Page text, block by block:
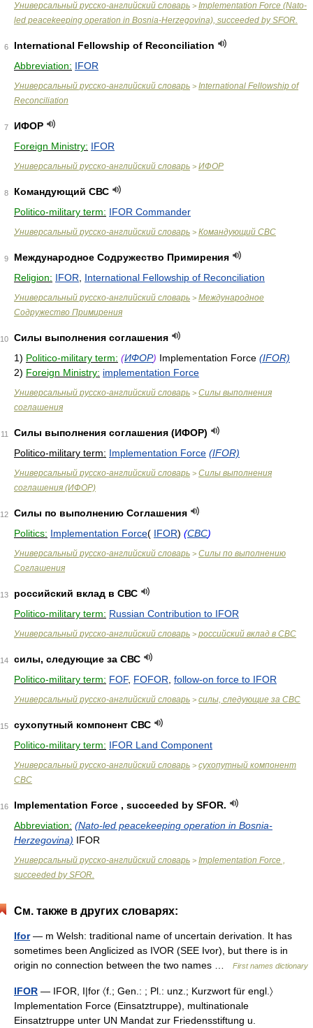
Универсальный русско-английский словарь > Implementation Force (Nato-
led peacekeeping operation in Bosnia-Herzegovina), succeeded by SFOR.
6
International Fellowship of Reconciliation
Abbreviation: IFOR
Универсальный русско-английский словарь > International Fellowship of
Reconciliation
7
ИФОР
Foreign Ministry: IFOR
Универсальный русско-английский словарь > ИФОР
8
Командующий СВС
Politico-military term: IFOR Commander
Универсальный русско-английский словарь > Командующий СВС
9
Международное Содружество Примирения
Religion: IFOR International Fellowship of Reconciliation
Универсальный русско-английский словарь > Международное
Содружество Примирения
10
Силы выполнения соглашения
1) Politico-military term: (ИФОР) Implementation Force (IFOR)
2) Foreign Ministry: implementation Force
Универсальный русско-английский словарь > Силы выполнения
соглашения
11
Силы выполнения соглашения (ИФОР)
Politico-military term: Implementation Force (IFOR)
Универсальный русско-английский словарь > Силы выполнения
соглашения (ИФОР)
12
Силы по выполнению Соглашения
Politics: Implementation Force( IFOR) (СВС)
Универсальный русско-английский словарь > Силы по выполнению
Соглашения
13
российский вклад в СВС
Politico-military term: Russian Contribution to IFOR
Универсальный русско-английский словарь > российский вклад в СВС
14
силы, следующие за СВС
Politico-military term: FOF, FOFOR follow-on force to IFOR
Универсальный русско-английский словарь > силы, следующие за СВС
15
сухопутный компонент СВС
Politico-military term: IFOR Land Component
Универсальный русско-английский словарь > сухопутный компонент
СВС
16
Implementation Force , succeeded by SFOR.
Abbreviation: (Nato-led peacekeeping operation in Bosnia-
Herzegovina) IFOR
Универсальный русско-английский словарь > Implementation Force ,
succeeded by SFOR.
См. также в других словарях:
Ifor— m Welsh: traditional name of uncertain derivation. It has
sometimes been Anglicized as IVOR (SEE Ivor), but there is in
origin no connection between the two names …
First names dictionary
IFOR — IFOR, I|for 〈f.; Gen.: ; Pl.: unz.; Kurzwort für engl.〉
Implementation Force (Einsatztruppe), multinationale
Einsatztruppe unter UN Mandat zur Friedensstiftung u.